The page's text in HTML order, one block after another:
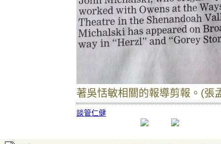
著吳恬敏相關的報導剪報。(張
談管仁健